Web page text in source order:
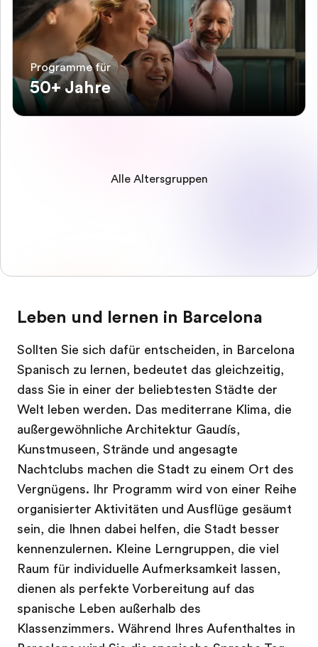
Programme für
50+ Jahre
Alle Altersgruppen
Leben und lernen in Barcelona
Sollten Sie sich dafür entscheiden, in Barcelona
Spanisch zu lernen, bedeutet das gleichzeitig,
dass Sie in einer der beliebtesten Städte der
Welt leben werden. Das mediterrane Klima, die
außergewöhnliche Architektur Gaudís,
Kunstmuseen, Strände und angesagte
Nachtclubs machen die Stadt zu einem Ort des
Vergnügens. Ihr Programm wird von einer Reihe
organisierter Aktivitäten und Ausflüge gesäumt
sein, die Ihnen dabei helfen, die Stadt besser
kennenzulernen. Kleine Lerngruppen, die viel
Raum für individuelle Aufmerksamkeit lassen,
dienen als perfekte Vorbereitung auf das
spanische Leben außerhalb des
Klassenzimmers. Während Ihres Aufenthaltes in